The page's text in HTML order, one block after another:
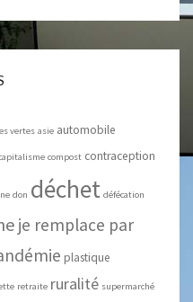
vertes asie automobile
compost contraception
don déchet défécation
je remplace par
plastique
retraite ruralité supermarché